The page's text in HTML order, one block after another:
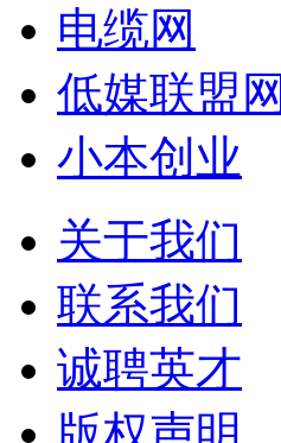
电缆网
低媒联盟网
小本创业
关于我们
联系我们
诚聘英才